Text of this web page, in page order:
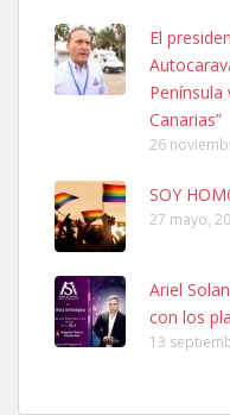
SHIBA PERDIDO AVDA
PERRO MACHO RAZA
06/07/2025 ZONA MESA Y
Leales.org » Gran Canaria
Ninfa perdida
El día 5 se los perdió una
calle, se perdió por la zon...
El
Canarias”
26
SOY
27 mayo,
Ariel
con los
13